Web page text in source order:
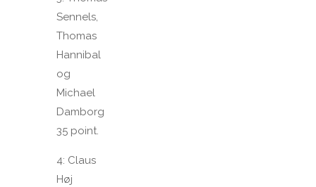
Sennels,
Thomas
Hannibal
og
Michael
Damborg
35 point.
4: Claus
Høj